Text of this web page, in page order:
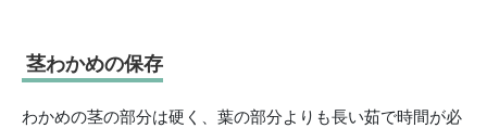
茎わかめの保存
わかめの茎の部分は硬く、葉の部分よりも長い茹で時間が必